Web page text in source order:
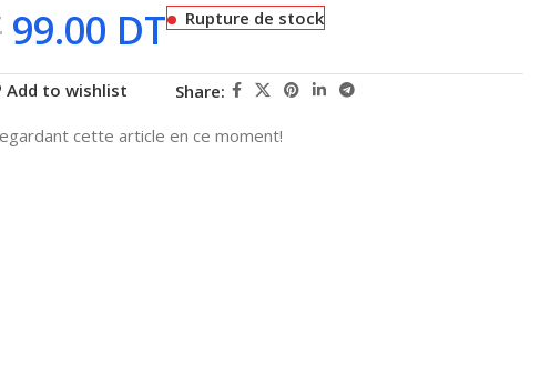
99.00 DT
Rupture de stock
Add to wishlist Share:
cette article en ce moment!